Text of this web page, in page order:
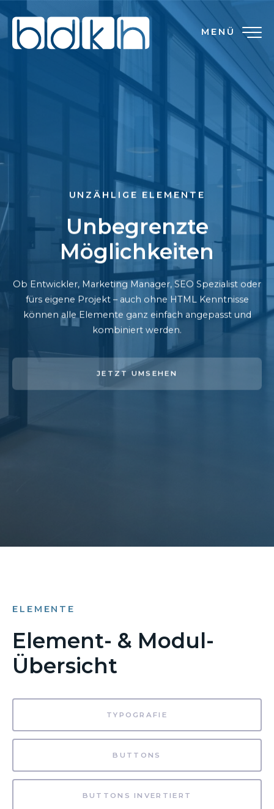
MENÜ
UNZÄHLIGE ELEMENTE
Unbegrenzte
Möglichkeiten
Ob Entwickler, Marketing Manager, SEO Spezialist oder
fürs eigene Projekt – auch ohne HTML Kenntnisse
können alle Elemente ganz einfach angepasst und
kombiniert werden.
JETZT UMSEHEN
ELEMENTE
Element- & Modul-
Übersicht
TYPOGRAFIE
BUTTONS
BUTTONS INVERTIERT